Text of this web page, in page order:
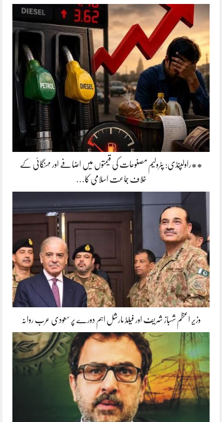
**راولپنڈی: پٹرولیم مصنوعات کی قیمتوں میں اضافے اور مہنگائی کے
خلاف جماعت اسلامی کا…
وزیر اعظم شہباز شریف اور فیلڈ مارشل اہم دورے پر سعودی عرب روانہ